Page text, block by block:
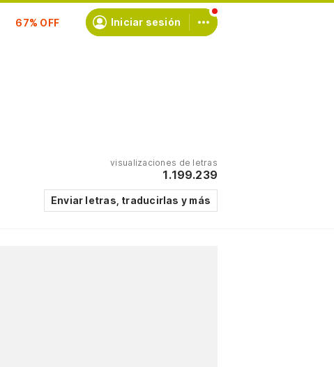
Suscríbete Iniciar sesión
visualizaciones de letras
1.199.239
Enviar letras, traducirlas y más